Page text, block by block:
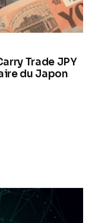
Trade JPY
du Japon